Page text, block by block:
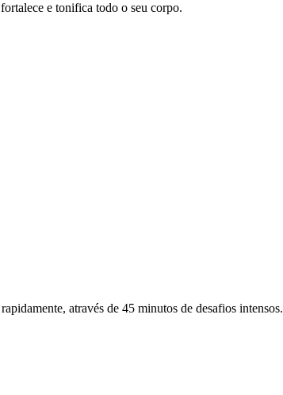
e tonifica todo o seu corpo.
através de 45 minutos de desafios intensos.